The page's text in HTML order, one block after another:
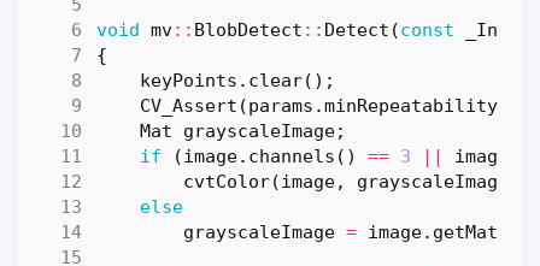
void mv:: BlobDetect :: Detect (const
{
keyPoints . clear();
CV_Assert (params .minRepeatability
Mat
grayscaleImage;
if
(image. channels () == 3 || image
cvtColor(image, grayscaleImage
else
grayscaleImage = image. getMat